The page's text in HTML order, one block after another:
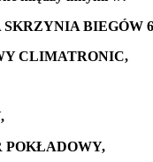
BIEGÓW 6
CLIMATRONIC,
POKŁADOWY,